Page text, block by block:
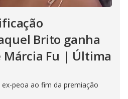
Brito ganha
Fu | Última
peoa ao fim da premiação